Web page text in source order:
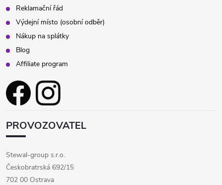
Reklamační řád
Výdejní místo (osobní odběr)
Nákup na splátky
Blog
Affiliate program
PROVOZOVATEL
Stewal-group s.r.o.
Českobratrská 692/15
702 00 Ostrava